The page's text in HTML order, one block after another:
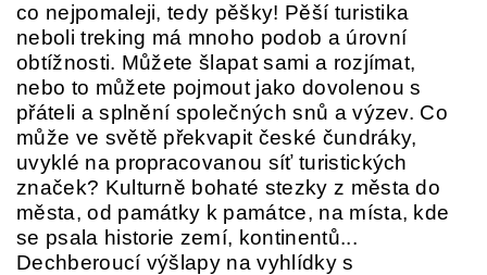
co nejpomaleji, tedy pěšky! Pěší turistika
neboli treking má mnoho podob a úrovní
obtížnosti. Můžete šlapat sami a rozjímat,
nebo to můžete pojmout jako dovolenou s
přáteli a splnění společných snů a výzev. Co
může ve světě překvapit české čundráky,
uvyklé na propracovanou síť turistických
značek? Kulturně bohaté stezky z města do
města, od památky k památce, na místa, kde
se psala historie zemí, kontinentů...
Dechberoucí výšlapy na vyhlídky s